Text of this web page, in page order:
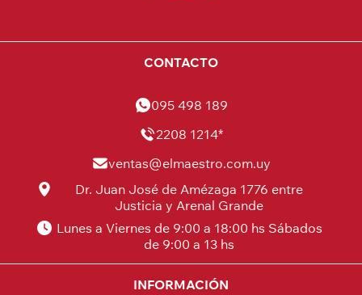
CONTACTO
095 498 189
2208 1214*
ventas@elmaestro.com.uy
Dr. Juan José de Amézaga 1776 entre
Justicia y Arenal Grande
Lunes a Viernes de 9:00 a 18:00 hs Sábados
de 9:00 a 13 hs
INFORMACIÓN